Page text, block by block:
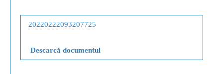
20220222093207725
Descarcă documentul